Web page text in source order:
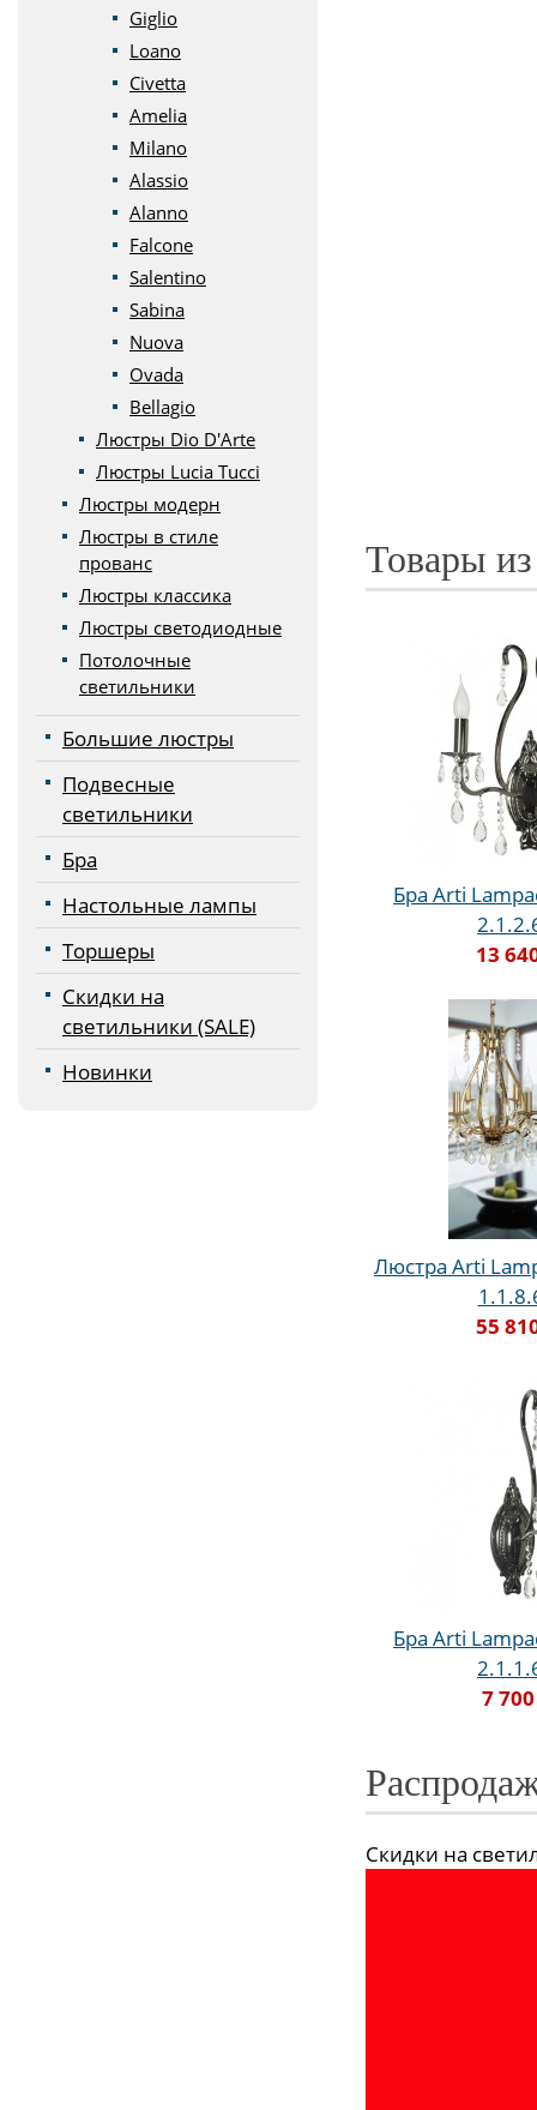
Giglio
Loano
Civetta
Amelia
Milano
Alassio
Alanno
Falcone
Salentino
Sabina
Nuova
Ovada
Bellagio
Люстры Dio D'Arte
Люстры Lucia Tucci
Люстры модерн
Люстры в стиле
прованс
Люстры классика
Люстры светодиодные
Потолочные
светильники
Большие люстры
Подвесные
светильники
Бра
Настольные лампы
Торшеры
Скидки на
светильники (SALE)
Новинки
Товары
Бра Arti
13
Люстра Arti
55
Бра Arti
7
Скидки на